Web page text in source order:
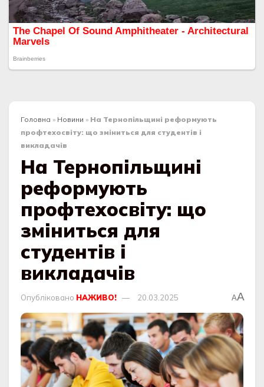
Головна » Новини » На Тернопільщині реформують
профтехосвіту: що зміниться для студентів і
викладачів
На Тернопільщині
реформують
профтехосвіту: що
зміниться для
студентів і
викладачів
Опубліковано НАЖИВО! 20.03.2025 AA